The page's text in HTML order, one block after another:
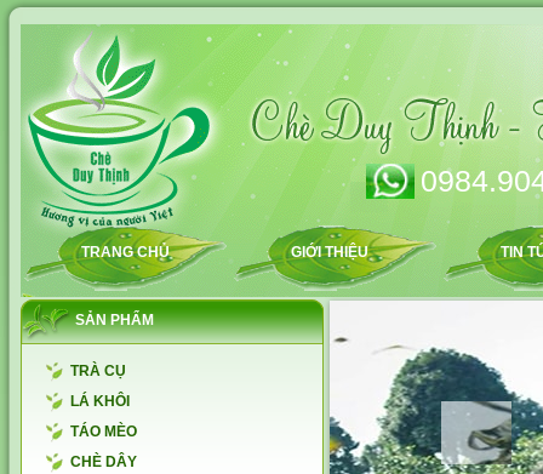
TRANG CHỦ GIỚI THIỆU TIN
SẢN PHẨM
TRÀ CỤ
LÁ KHÔI
TÁO MÈO
CHÈ DÂY